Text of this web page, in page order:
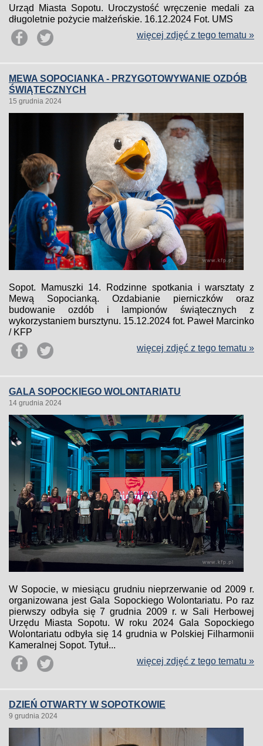
Urząd Miasta Sopotu. Uroczystość wręczenie medali za
długoletnie pożycie małżeńskie. 16.12.2024 Fot. UMS
więcej zdjęć z tego tematu »
MEWA SOPOCIANKA - PRZYGOTOWYWANIE OZDÓB
ŚWIĄTECZNYCH
15 grudnia 2024
Sopot. Mamuszki 14. Rodzinne spotkania i warsztaty z
Mewą Sopocianką. Ozdabianie pierniczków oraz
budowanie ozdób i lampionów świątecznych z
wykorzystaniem bursztynu. 15.12.2024 fot. Paweł Marcinko
/ KFP
więcej zdjęć z tego tematu »
GALA SOPOCKIEGO WOLONTARIATU
14 grudnia 2024
W Sopocie, w miesiącu grudniu nieprzerwanie od 2009 r.
organizowana jest Gala Sopockiego Wolontariatu. Po raz
pierwszy odbyła się 7 grudnia 2009 r. w Sali Herbowej
Urzędu Miasta Sopotu. W roku 2024 Gala Sopockiego
Wolontariatu odbyła się 14 grudnia w Polskiej Filharmonii
Kameralnej Sopot. Tytuł...
więcej zdjęć z tego tematu »
DZIEŃ OTWARTY W SOPOTKOWIE
9 grudnia 2024